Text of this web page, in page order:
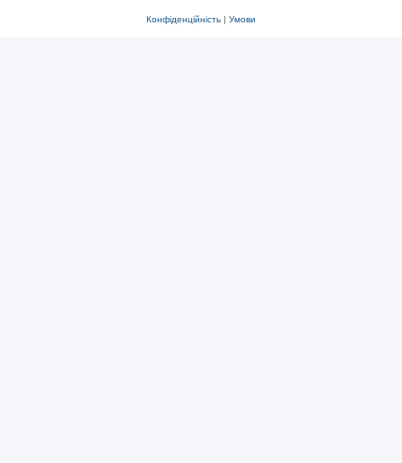
Конфіденційність | Умови